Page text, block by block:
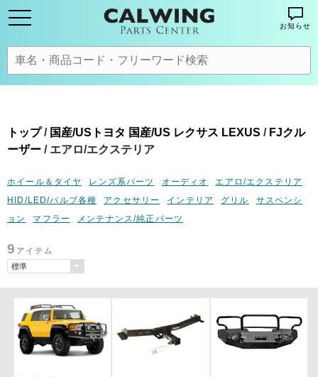
お知らせ
トップ/ 国産/USトヨタ 国産/US レクサス LEXUS / FJクル
ーザー / エアロ/エクステリア
ホイール＆タイヤ レンズ系パーツ オーディオ
エアロ/エクステリア
HID/LED/バルブ各種
アクセサリー インテリア グリル
サスペンシ
ョン
マフラー メンテナンス/純正パーツ
9 アイテム